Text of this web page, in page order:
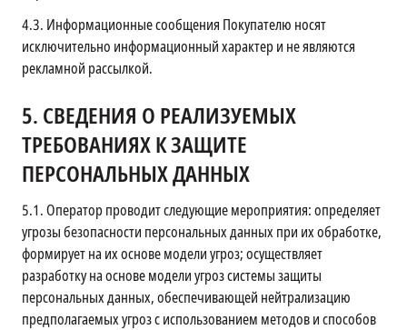
4.3. Информационные сообщения Покупателю носят
исключительно информационный характер и не являются
рекламной рассылкой.
5. СВЕДЕНИЯ О РЕАЛИЗУЕМЫХ
ТРЕБОВАНИЯХ К ЗАЩИТЕ
ПЕРСОНАЛЬНЫХ ДАННЫХ
5.1.Оператор проводит следующие мероприятия: определяет
угрозы безопасности персональных данных при их обработке,
формирует на их основе модели угроз; осуществляет
разработку на основе модели угроз системы защиты
персональных данных, обеспечивающей нейтрализацию
предполагаемых угроз с использованием методов и способов